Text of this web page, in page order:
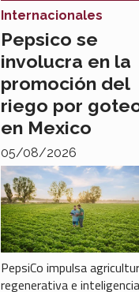
Pepsico se
involucra en la
promoción del
riego por
en Mexico
Internacionales
05/08/2026
PepsiCo impulsa
regenerativa e inteligencia